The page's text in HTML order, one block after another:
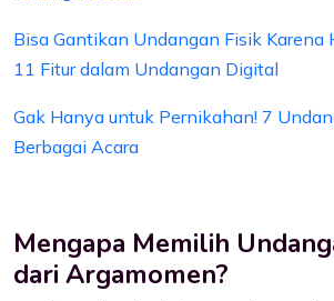
Bisa Gantikan Undangan Fisik Karena
11 Fitur dalam Undangan Digital
Gak Hanya untuk Pernikahan! 7
Berbagai Acara
Mengapa Memilih
dari Argamomen?